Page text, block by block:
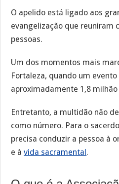
O apelido está ligado aos
evangelização que reuniram
pessoas.
Um dos momentos mais
Fortaleza, quando um
aproximadamente 1,8
Entretanto, a multidão não
como número. Para o
precisa conduzir a pessoa à
e àvida sacramental.